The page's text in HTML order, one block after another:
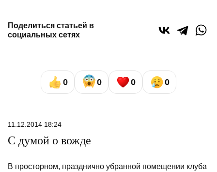
Поделиться статьей в
социальных сетях
0 0 0 0
11.12.2014 18:24
С думой о вожде
В просторном, празднично убранной помещении клуба